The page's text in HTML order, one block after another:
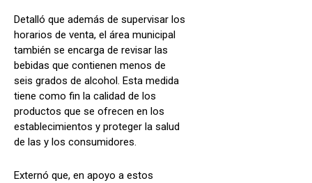
Detalló que además de supervisar los
horarios de venta, el área municipal
también se encarga de revisar las
bebidas que contienen menos de
seis grados de alcohol. Esta medida
tiene como fin la calidad de los
productos que se ofrecen en los
establecimientos y proteger la salud
de las y los consumidores.
Externó que, en apoyo a estos